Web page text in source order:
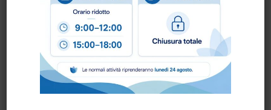
Prodotti correlati